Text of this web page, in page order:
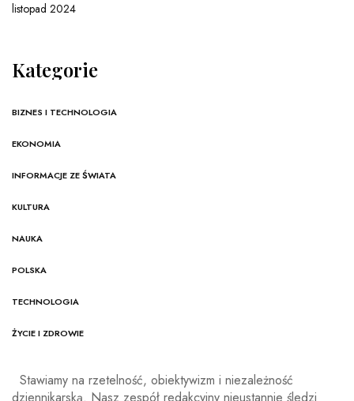
listopad 2024
Kategorie
BIZNES I TECHNOLOGIA
EKONOMIA
INFORMACJE ZE ŚWIATA
KULTURA
NAUKA
POLSKA
TECHNOLOGIA
ŻYCIE I ZDROWIE
Stawiamy na rzetelność, obiektywizm i niezależność